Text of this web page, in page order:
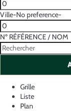
Ville-No preference-
Nº RÉFÉRENCE / NOM
Grille
Liste
Plan